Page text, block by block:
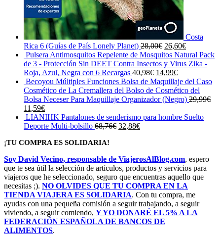
Costa
Rica 6 (Guías de País Lonely Planet) 28,00€ El
precio
original
era:
28,00€.
26,60€El
precio
actual
26,60€.
Pulsera Antimosquitos Repelente de Mosquitos Natural Pack
de 3 - Protección Sin DEET Contra Insectos y Virus Zika -
Roja, Azul, Negra con 6 Recargas 40,98€ El
precio
original
era:
14,99€El
precio
actual
es:
Becoyou Múltiples Funciones Bolsa de Maquillaje del Caso
Cosmético de La Cremallera del Bolso de Cosmético del
Bolsa Neceser Para Maquillaje Organizador (Negro) 29,99€
El
precio
original
29,99€.
11,59€El
precio
actual
11,59€.
LIANIHK Pantalones de senderismo para hombre Suelto
Deporte Multi-bolsillo 68,76€ El
68,76€.
32,88€El
32,88€.
¡TU COMPRA ES SOLIDARIA!
Soy David Vecino, responsable de ViajerosAlBlog.com, espero
que te sea útil la selección de artículos, productos y servicios para
viajeros que he seleccionado, seguro que encuentras aquello que
necesitas ;). NO OLVIDES QUE TU COMPRA EN LA
TIENDA VIAJERA ES SOLIDARIA. Con tu compra, me
ayudas con una pequeña comisión a seguir trabajando, a seguir
viviendo, a seguir comiendo, Y YO DONARÉ EL 5% A LA
FEDERACIÓN ESPAÑOLA DE BANCOS DE
ALIMENTOS.